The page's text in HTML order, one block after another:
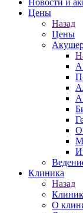
Новости и
Цены
Назад
Цены
Клиника
Назад
О